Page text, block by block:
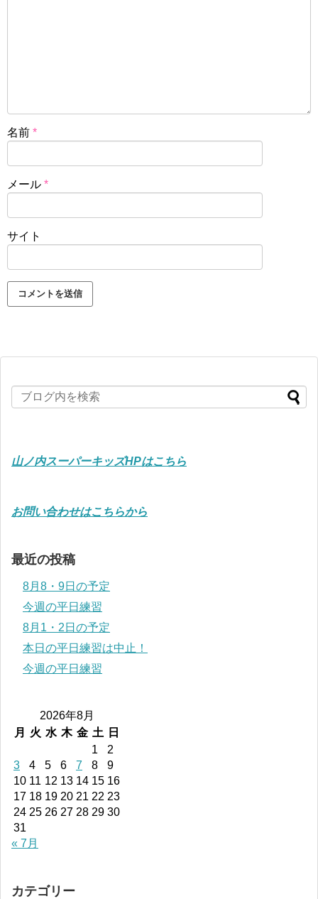
名前 *
メール *
サイト
山ノ内スーパーキッズHPはこちら
お問い合わせはこちらから
最近の投稿
8月8・9日の予定
今週の平日練習
8月1・2日の予定
本日の平日練習は中止！
今週の平日練習
2026年8月
月
火 水 木 金 土
日
1
2
3
4 5 6 7 8
9
10 11 12 13 14 15 16
17 18 19 20 21 22 23
24 25 26 27 28 29 30
31
« 7月
カテゴリー